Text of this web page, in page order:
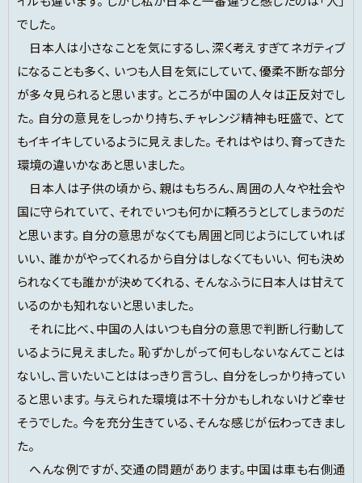
でした。
日本人は小さなことを気にするし、深く考えすぎてネガティブ
になることも多く、 いつも人目を気にしていて、優柔不断な部分
が多々見られると思います。 ところが中国の人々は正反対でし
た。 自分の意見をしっかり持ち、チャレンジ精神も旺盛で、 とて
もイキイキしているように見えました。 それはやはり、育ってきた
環境の違いかなあと思いました。
日本人は子供の頃から、親はもちろん、周囲の人々や社会や
国に守られていて、 それでいつも何かに頼ろうとしてしまうのだ
と思います。 自分の意思がなくても周囲と同じようにしていれば
いい、 誰かがやってくれるから自分はしなくてもいい、 何も決め
られなくても誰かが決めてくれる、 そんなふうに日本人は甘えて
いるのかも知れないと思いました。
それに比べ、中国の人はいつも自分の意思で判断し行動して
いるように見えました。 恥ずかしがって何もしないなんてことは
ないし、言いたいことははっきり言うし、 自分をしっかり持ってい
ると思います。 与えられた環境は不十分かもしれないけど幸せ
そうでした。 今を充分生きている、そんな感じが伝わってきまし
た。
へんな例ですが、交通の問題があります。中国は車も右側通